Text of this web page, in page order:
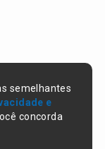
semelhantes
e
concorda